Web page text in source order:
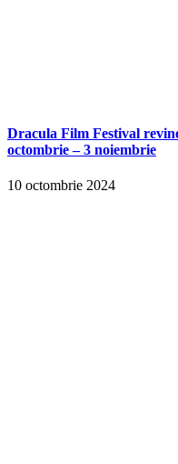
Dracula Film Festival
octombrie – 3 noiembrie
10 octombrie 2024